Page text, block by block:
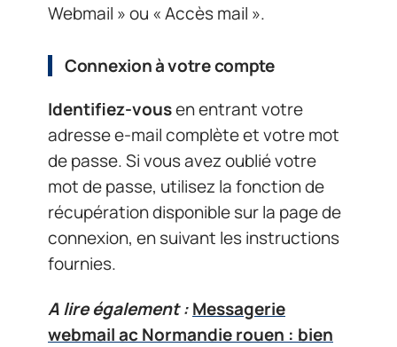
Webmail » ou « Accès mail ».
Connexion à votre compte
Identifiez-vousen entrant votre
adresse e-mail complète et votre mot
de passe. Si vous avez oublié votre
mot de passe, utilisez la fonction de
récupération disponible sur la page de
connexion, en suivant les instructions
fournies.
A lire également :Messagerie
webmail ac Normandie rouen : bien